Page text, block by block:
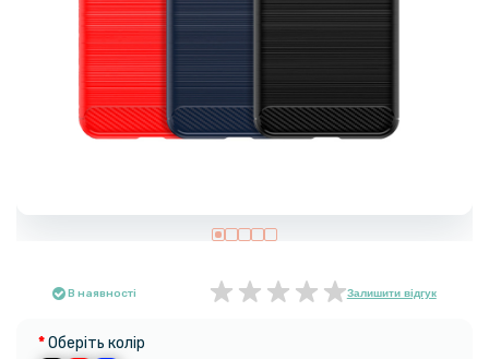
В наявності Залишити відгук
Оберіть колір